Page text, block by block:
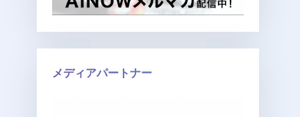
メディアパートナー